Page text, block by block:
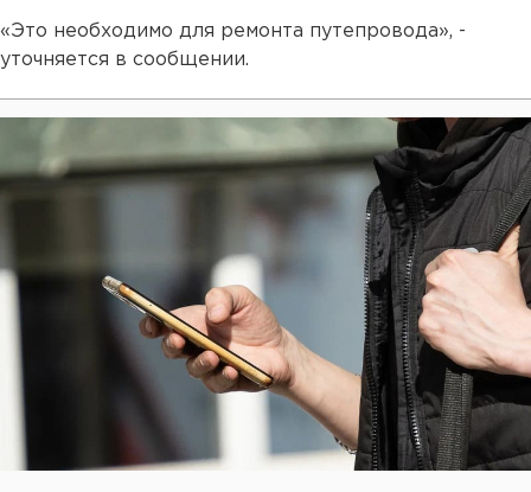
«Это необходимо для ремонта путепровода», -
уточняется в сообщении.